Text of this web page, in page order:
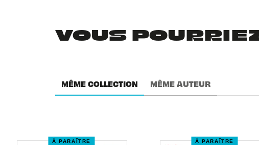
VOUS
MÊME COLLECTION MÊME AUTEUR
À PARAÎTRE À PARAÎTRE